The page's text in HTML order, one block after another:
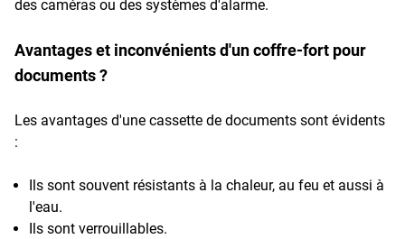
des caméras ou des systèmes d'alarme.
Avantages et inconvénients d'un coffre-fort pour
documents ?
Les avantages d'une cassette de documents sont évidents
:
Ils sont souvent résistants à la chaleur, au feu et aussi à
l'eau.
Ils sont verrouillables.